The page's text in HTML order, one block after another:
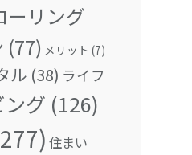
ーリング
(77) メリット (7)
ル (38) ライフ
ング (126)
住まい